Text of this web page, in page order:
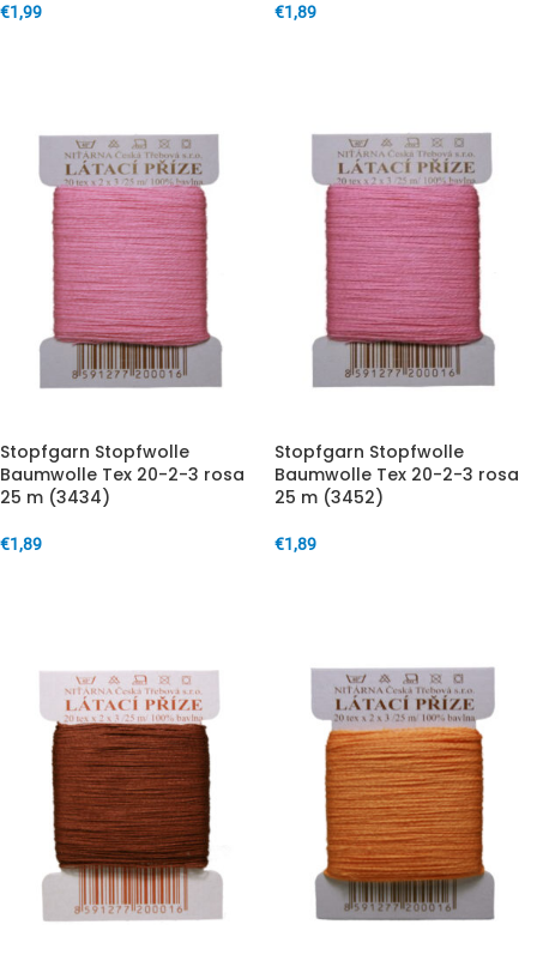
€1,99 €1,89
Stopfgarn Stopfwolle
Baumwolle Tex 20-2-3 rosa
25 m (3434)
€1,89
Stopfgarn Stopfwolle
Baumwolle Tex 20-2-3 rosa
25 m (3452)
€1,89